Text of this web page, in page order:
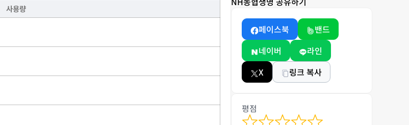
사용량
페이스북
밴드
네이버
라인
X
링크 복사
평점